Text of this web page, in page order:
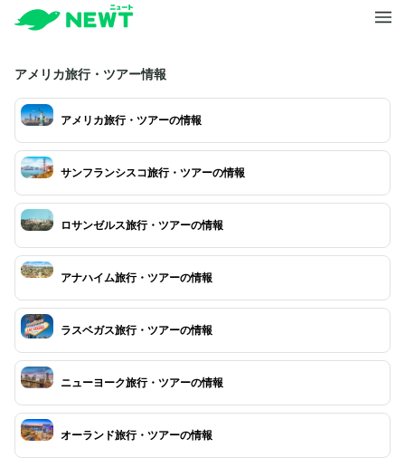
アメリカ旅行・ツアー情報
アメリカ旅行・ツアーの情報
サンフランシスコ旅行・ツアーの情報
ロサンゼルス旅行・ツアーの情報
アナハイム旅行・ツアーの情報
ラスベガス旅行・ツアーの情報
ニューヨーク旅行・ツアーの情報
オーランド旅行・ツアーの情報